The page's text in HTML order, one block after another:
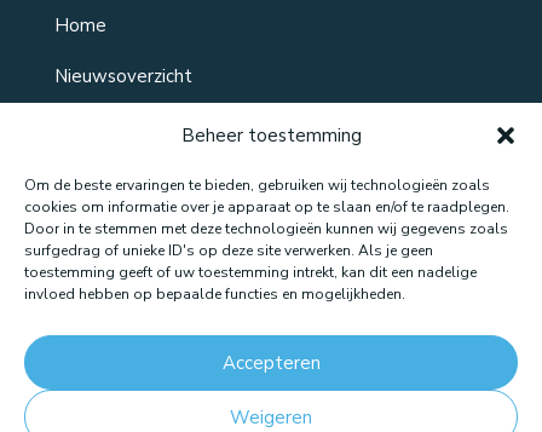
Beheer toestemming
Om de beste ervaringen te bieden, gebruiken wij technologieën zoals
cookies om informatie over je apparaat op te slaan en/of te raadplegen.
Door in te stemmen met deze technologieën kunnen wij gegevens zoals
surfgedrag of unieke ID's op deze site verwerken. Als je geen
toestemming geeft of uw toestemming intrekt, kan dit een nadelige
invloed hebben op bepaalde functies en mogelijkheden.
Accepteren
Weigeren
Home
Nieuwsoverzicht
Contact
Website gemaakt door: LOEQ